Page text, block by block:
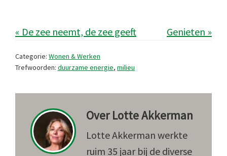
« De zee neemt, de zee geeft Genieten »
Categorie: Wonen & Werken
Trefwoorden: duurzame energie, milieu
OverLotte Akkerman
Lotte Akkerman werkte
ruim 35 jaar bij de diverse